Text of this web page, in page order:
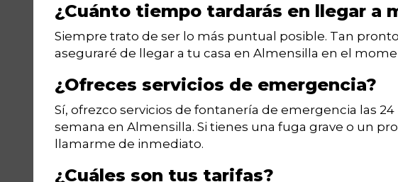
¿Cuánto tiempo tardarás en llegar a
Siempre trato de ser lo más puntual posible. Tan
aseguraré de llegar a tu casa en Almensilla en el
¿Ofreces servicios de emergencia?
Sí, ofrezco servicios de fontanería de emergencia las 24
semana en Almensilla. Si tienes una fuga grave o un
llamarme de inmediato.
¿Cuáles son tus tarifas?